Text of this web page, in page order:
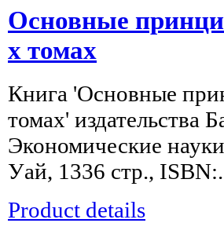
Основные
х томах
Книга 'Основные
томах' издательства
Экономические
Уай, 1336 стр.,
Product details